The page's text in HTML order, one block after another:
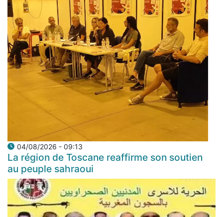
04/08/2026 - 09:13
La région de Toscane reaffirme son soutien
au peuple sahraoui